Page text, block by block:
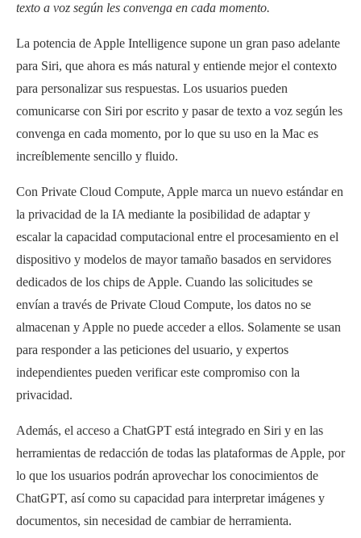
texto a voz según les convenga en cada momento.
La potencia de Apple Intelligence supone un gran paso adelante
para Siri, que ahora es más natural y entiende mejor el contexto
para personalizar sus respuestas. Los usuarios pueden
comunicarse con Siri por escrito y pasar de texto a voz según les
convenga en cada momento, por lo que su uso en la Mac es
increíblemente sencillo y fluido.
Con Private Cloud Compute, Apple marca un nuevo estándar en
la privacidad de la IA mediante la posibilidad de adaptar y
escalar la capacidad computacional entre el procesamiento en el
dispositivo y modelos de mayor tamaño basados en servidores
dedicados de los chips de Apple. Cuando las solicitudes se
envían a través de Private Cloud Compute, los datos no se
almacenan y Apple no puede acceder a ellos. Solamente se usan
para responder a las peticiones del usuario, y expertos
independientes pueden verificar este compromiso con la
privacidad.
Además, el acceso a ChatGPT está integrado en Siri y en las
herramientas de redacción de todas las plataformas de Apple, por
lo que los usuarios podrán aprovechar los conocimientos de
ChatGPT, así como su capacidad para interpretar imágenes y
documentos, sin necesidad de cambiar de herramienta.